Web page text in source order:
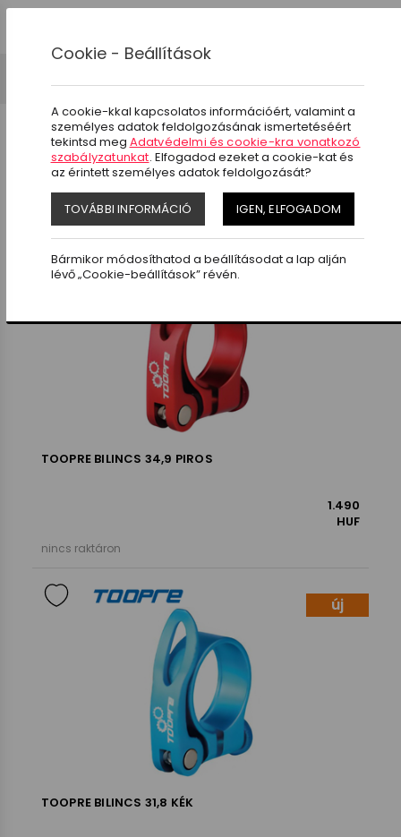
Cookie - Beállítások
A cookie-kkal kapcsolatos információért, valamint a
személyes adatok feldolgozásának ismertetéséért
tekintsd meg Adatvédelmi és cookie-kra vonatkozó
szabályzatunkat. Elfogadod ezeket a cookie-kat és
az érintett személyes adatok feldolgozását?
TOVÁBBI INFORMÁCIÓ IGEN, ELFOGADOM
Bármikor módosíthatod a beállításodat a lap alján
lévő „Cookie-beállítások” révén.
SZŰRÉS
új
TOOPRE BILINCS 34,9 PIROS
1.490
HUF
nincs raktáron
új
TOOPRE BILINCS 31,8 KÉK